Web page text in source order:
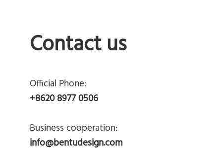
Contact us
Official Phone:
+8620 8977 0506
Business cooperation:
info@bentudesign.com